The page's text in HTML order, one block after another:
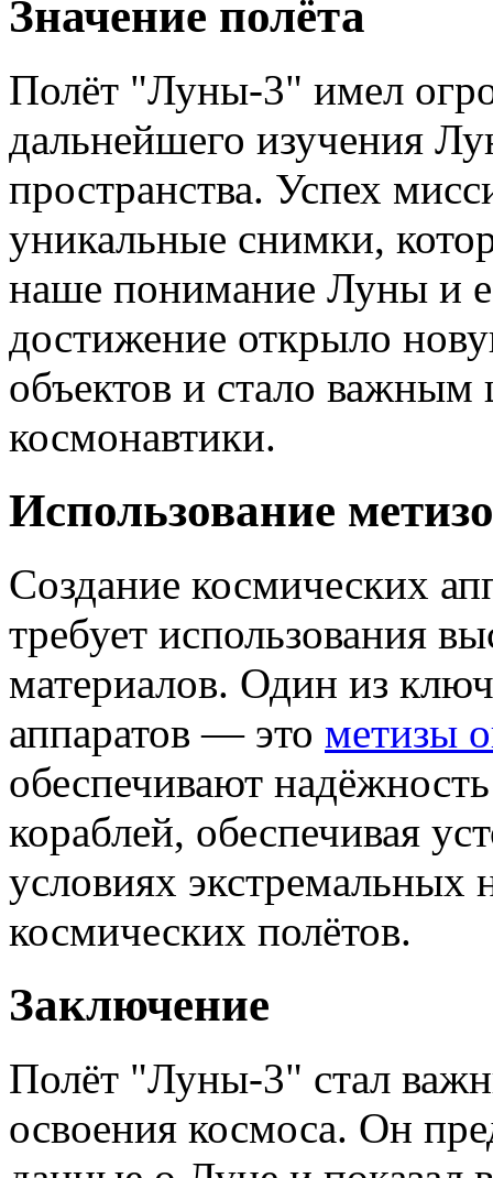
Значение полёта
Полёт "Луны-3" имел
дальнейшего изучения
пространства. Успех
уникальные снимки,
наше понимание Луны и
достижение открыло
объектов и стало важным
космонавтики.
Использование
Создание космических
требует использования
материалов. Один из
аппаратов — это метизы
обеспечивают
кораблей, обеспечивая
условиях экстремальных
космических полётов.
Заключение
Полёт "Луны-3" стал
освоения космоса. Он